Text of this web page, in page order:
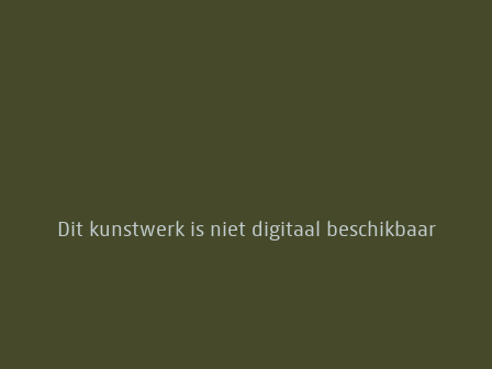
Dit kunstwerk is niet digitaal beschikbaar